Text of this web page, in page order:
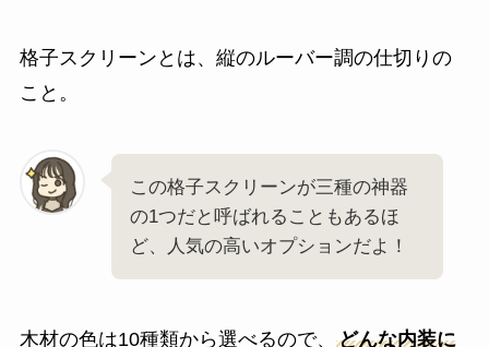
格子スクリーンとは、縦のルーバー調の仕切りの
こと。
この格子スクリーンが三種の神器
の1つだと呼ばれることもあるほ
ど、人気の高いオプションだよ！
木材の色は10種類から選べるので、 どんな内装に